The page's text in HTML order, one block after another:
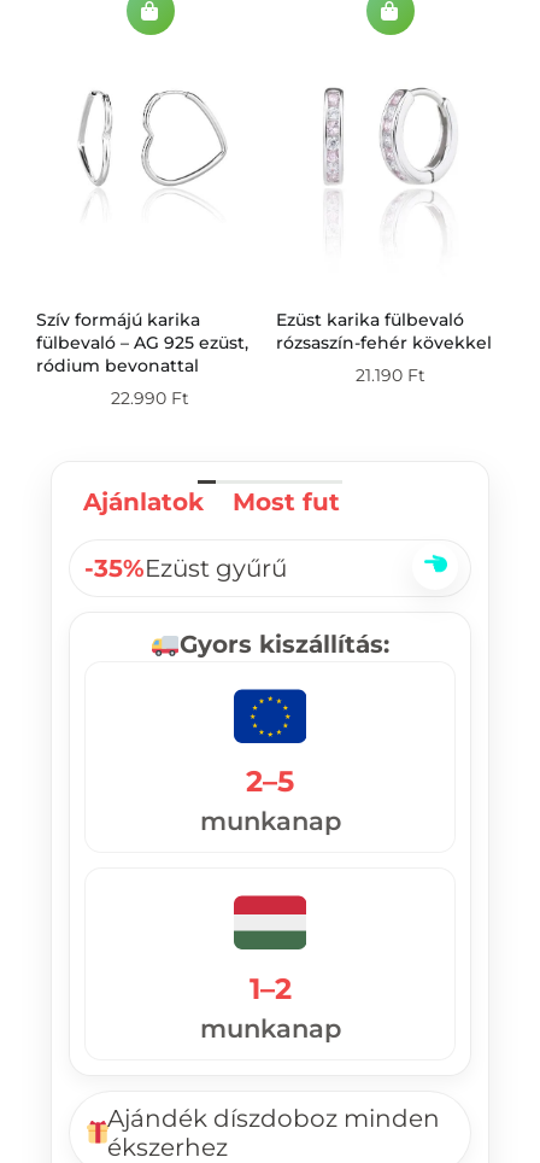
Szív formájú karika
fülbevaló – AG 925 ezüst,
ródium bevonattal
22.990 Ft
Ezüst karika fülbevaló
rózsaszín-fehér kövekkel
21.190 Ft
Ajánlatok Most fut
-35%Ezüst gyűrű
Gyors kiszállítás:
1–2
munkanap
2–5
munkanap
Ajándék díszdoboz minden
ékszerhez